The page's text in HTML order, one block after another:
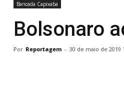
Bancada Capixaba
Bolsonaro
Por Reportagem - 30 de maio de 2019